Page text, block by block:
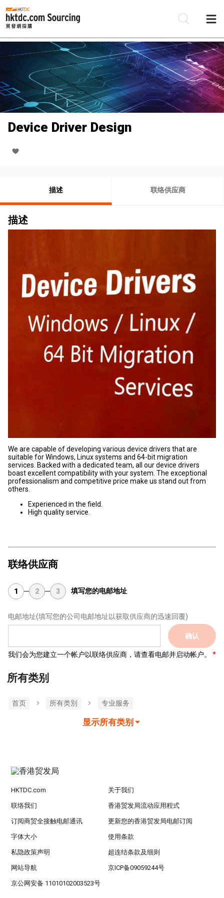
Device Driver Design
描述 联络供应商
描述
We are capable of developing various device drivers that are
suitable for Windows, Linux systems and 64-bit migration
services. Backed with a dedicated team, all our device drivers
boast excellent compatibility with your system. The exceptional
professionalism and competitive price make us stand out from
others.
Experienced in the field.
High quality service.
联络供应商
1 2 3 填写您的电邮地址
电邮地址(填写您的公司电邮地址以获取供应商的迅速回覆)
确认
我们会为您建立一个帐户以联络供应商，请查看电邮并启动帐户。
所有类别
首页 所有类別 专业服务
显示所有类别
HKTDC.com 关于我们
联络我们 香港贸发局流动应用程式
订阅商贸全接触电邮通讯 更新您的香港贸发局电邮订阅
字体大小 使用条款
私隐政策声明 超连结条款及细则
网站导航 京ICP备09059244号
京公网安备 11010102003523号